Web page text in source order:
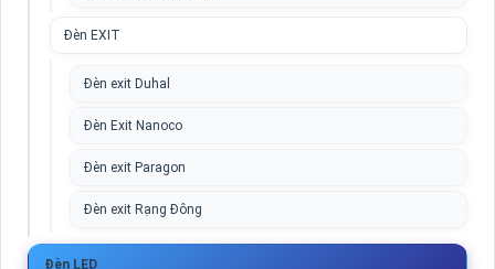
Đèn EXIT
Đèn exit Duhal
Đèn Exit Nanoco
Đèn exit Paragon
Đèn exit Rạng Đông
Đèn LED